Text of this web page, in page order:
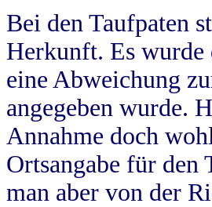
Bei den Taufpaten
Herkunft. Es wurde
eine Abweichung
angegeben wurde.
Annahme doch
Ortsangabe für den
man aber von der